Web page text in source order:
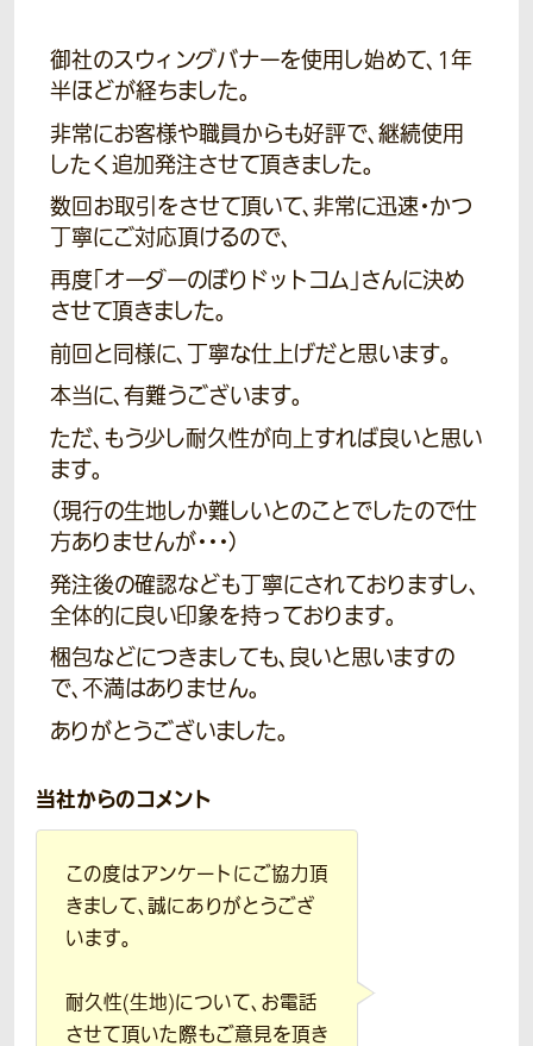
御社のスウィングバナーを使用し始めて、1年
半ほどが経ちました。
非常にお客様や職員からも好評で、継続使用
したく追加発注させて頂きました。
数回お取引をさせて頂いて、非常に迅速・かつ
丁寧にご対応頂けるので、
再度「オーダーのぼりドットコム」さんに決め
させて頂きました。
前回と同様に、丁寧な仕上げだと思います。
本当に、有難うございます。
ただ、もう少し耐久性が向上すれば良いと思い
ます。
（現行の生地しか難しいとのことでしたので仕
方ありませんが・・・）
発注後の確認なども丁寧にされておりますし、
全体的に良い印象を持っております。
梱包などにつきましても、良いと思いますの
で、不満はありません。
ありがとうございました。
当社からのコメント
この度はアンケートにご協力頂
きまして、誠にありがとうござ
います。
耐久性(生地)について、お電話
させて頂いた際もご意見を頂き